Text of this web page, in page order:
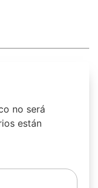
no será
están